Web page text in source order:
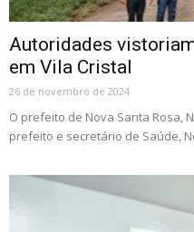
Autoridades
em Vila Cristal
26 de novembro de 2024
O prefeito de Nova Santa Rosa,
prefeito e secretário de Saúde,